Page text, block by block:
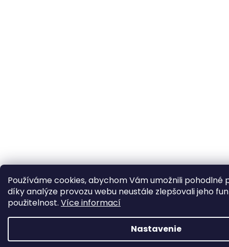
Používáme cookies, abychom Vám umožnili pohodlné
díky analýze provozu webu neustále zlepšovali jeho
použitelnost. Více informací
Nastavenie